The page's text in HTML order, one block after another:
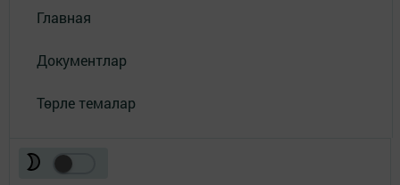
Главная
Документлар
Төрле темалар